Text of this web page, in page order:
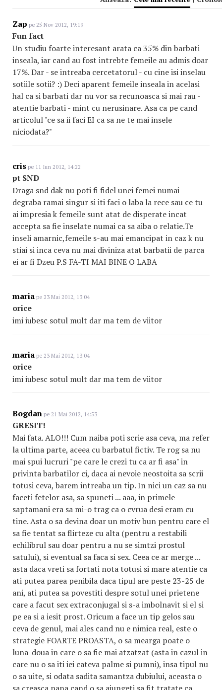
Zap pe 25 Nov 2012, 19:19
Fun fact
Un studiu foarte interesant arata ca 35% din barbati
inseala, iar cand au fost intrebte femeile au admis doar
17%. Dar - se intreaba cercetatorul - cu cine isi inselau
sotiile sotii? :) Deci aparent femeile inseala in acelasi
hal ca si barbati dar nu vor sa recunoasca si mai rau -
atentie barbati - mint cu nerusinare. Asa ca pe cand
articolul "ce sa ii faci EI ca sa ne te mai insele
niciodata?"
cris pe 11 Iun 2012, 14:22
pt SND
Draga snd dak nu poti fi fidel unei femei numai
degraba ramai singur si iti faci o laba la rece sau ce tu
ai impresia k femeile sunt atat de disperate incat
accepta sa fie inselate numai ca sa aiba o relatie.Te
inseli amarnic,femeile s-au mai emancipat in caz k nu
stiai si inca ceva nu mai diviniza atat barbatii de parca
ei ar fi Dzeu P.S FA-TI MAI BINE O LABA
maria pe 23 Mai 2012, 13:04
orice
imi iubesc sotul mult dar ma tem de viitor
maria pe 23 Mai 2012, 13:04
orice
imi iubesc sotul mult dar ma tem de viitor
Bogdan pe 21 Mai 2012, 14:53
GRESIT!
Mai fata. ALO!!! Cum naiba poti scrie asa ceva, ma refer
la ultima parte, aceea cu barbatul fictiv. Te rog sa nu
mai spui lucruri "pe care le crezi tu ca ar fi asa" in
privinta barbatilor ci, daca ai nevoie neostoita sa scrii
totusi ceva, barem intreaba un tip. In nici un caz sa nu
faceti fetelor asa, sa spuneti ... aaa, in primele
saptamani era sa mi-o trag ca o cvrua desi eram cu
tine. Asta o sa devina doar un motiv bun pentru care el
sa fie tentat sa flirteze cu alta (pentru a restabili
echilibrul sau doar pentru a nu se simtzi prostul
satului), si eventual sa faca si sex. Ceea ce ar merge ...
asta daca vreti sa fortati nota totusi si mare atentie ca
ati putea parea penibila daca tipul are peste 23-25 de
ani, ati putea sa povestiti despre sotul unei prietene
care a facut sex extraconjugal si s-a imbolnavit si el si
pe ea si a iesit prost. Oricum a face un tip gelos sau
ceva de genul, mai ales cand nu e nimica real, este o
strategie FOARTE PROASTA, o sa mearga poate o
luna-doua in care o sa fie mai atzatzat (asta in cazul in
care nu o sa iti iei cateva palme si pumni), insa tipul nu
o sa uite, si odata sadita samantza dubiului, aceasta o